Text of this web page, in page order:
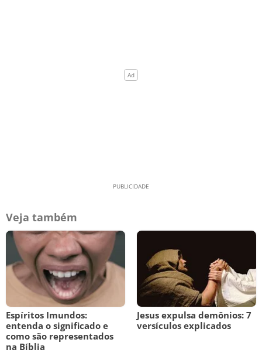
Veja também
Espíritos Imundos:
entenda o significado e
como são representados
na Bíblia
Jesus expulsa demônios: 7
versículos explicados